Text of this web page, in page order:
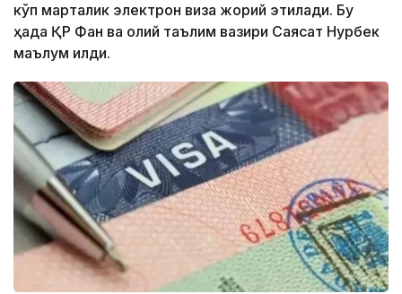
кўп марталик электрон виза жорий этилади. Бу
ҳақда ҚР Фан ва олий таълим вазири Саясат Нурбек
маълум қилди.